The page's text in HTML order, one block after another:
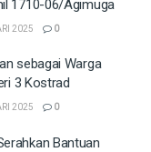
1710-06/Agimuga
2025 0
sebagai Warga
3 Kostrad
2025 0
Bantuan